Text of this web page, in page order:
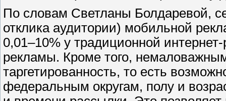
По словам Светланы Болдаревой,
отклика аудитории) мобильной
0,01–10% у традиционной
рекламы. Кроме того,
таргетированность, то есть
федеральным округам, полу и